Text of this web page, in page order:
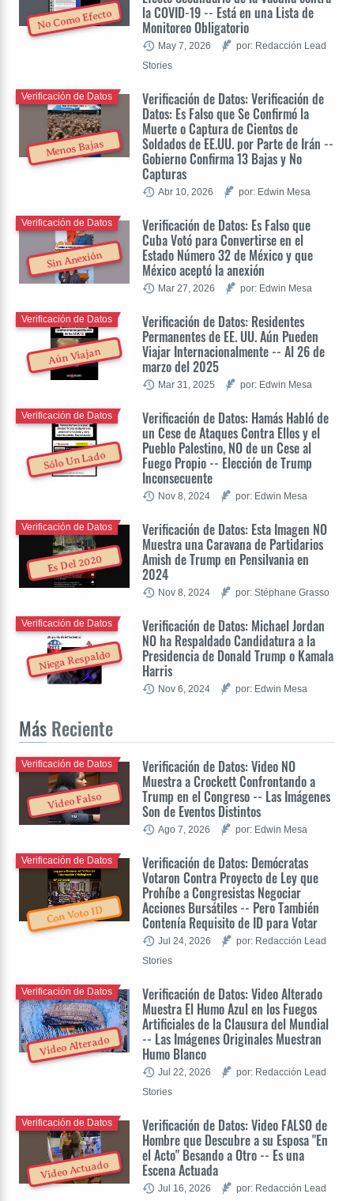
No Como Efecto la COVID-19 -- Está en una Lista de
Monitoreo Obligatorio
May 7, 2026
por: Redacción Lead
Stories
Menos Bajas
Verificación de Datos: Verificación de
Datos: Es Falso que Se Confirmó la
Muerte o Captura de Cientos de
Soldados de EE.UU. por Parte de Irán --
Gobierno Confirma 13 Bajas y No
Capturas
Verificación de Datos
Abr 10, 2026 por: Edwin Mesa
Sin Anexión
Verificación de Datos: Es Falso que
Cuba Votó para Convertirse en el
Estado Número 32 de México y que
México aceptó la anexión
Verificación de Datos
Mar 27, 2026 por: Edwin Mesa
Aún Viajan
Verificación de Datos: Residentes
Permanentes de EE. UU. Aún Pueden
Viajar Internacionalmente -- Al 26 de
marzo del 2025
Verificación de Datos
Mar 31, 2025 por: Edwin Mesa
Sólo Un Lado
Verificación de Datos: Hamás Habló de
un Cese de Ataques Contra Ellos y el
Pueblo Palestino, NO de un Cese al
Fuego Propio -- Elección de Trump
Inconsecuente
Verificación de Datos
Nov 8, 2024 por: Edwin Mesa
Es Del 2020
Verificación de Datos: Esta Imagen NO
Muestra una Caravana de Partidarios
Amish de Trump en Pensilvania en
2024
Verificación de Datos
Nov 8, 2024 por: Stéphane Grasso
Niega Respaldo
Verificación de Datos: Michael Jordan
NO ha Respaldado Candidatura a la
Presidencia de Donald Trump o Kamala
Harris
Verificación de Datos
Nov 6, 2024 por: Edwin Mesa
Más Reciente
Video Falso
Verificación de Datos: Video NO
Muestra a Crockett Confrontando a
Trump en el Congreso -- Las Imágenes
Son de Eventos Distintos
Verificación de Datos
Ago 7, 2026 por: Edwin Mesa
Con Voto ID
Verificación de Datos: Demócratas
Votaron Contra Proyecto de Ley que
Prohíbe a Congresistas Negociar
Acciones Bursátiles -- Pero También
Contenía Requisito de ID para Votar
Verificación de Datos
Jul 24, 2026
por: Redacción Lead
Stories
Video Alterado
Verificación de Datos: Video Alterado
Muestra El Humo Azul en los Fuegos
Artificiales de la Clausura del Mundial
-- Las Imágenes Originales Muestran
Humo Blanco
Verificación de Datos
Jul 22, 2026
por: Redacción Lead
Stories
Video Actuado
Verificación de Datos: Video FALSO de
Hombre que Descubre a su Esposa "En
el Acto" Besando a Otro -- Es una
Escena Actuada
Verificación de Datos
Jul 16, 2026
por: Redacción Lead